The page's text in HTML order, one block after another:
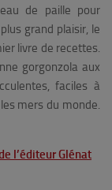
de paille pour
grand plaisir, le
livre de recettes.
gorgonzola aux
faciles à
mers du monde.
l’éditeur Glénat